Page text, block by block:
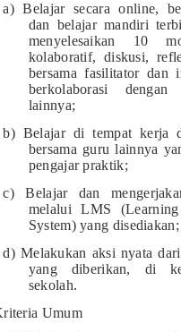
a) Belajar secara online,
dan belajar mandiri
menyelesaikan 10
kolaboratif, diskusi,
bersama fasilitator dan
berkolaborasi
lainnya;
b) Belajar di tempat kerja
bersama guru lainnya
pengajar praktik;
c) Belajar dan
melalui LMS (Learning
System) yang disediakan;
d) Melakukan aksi nyata
yang diberikan, di
sekolah.
Umum